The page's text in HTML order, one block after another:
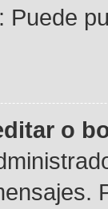
Puede
o